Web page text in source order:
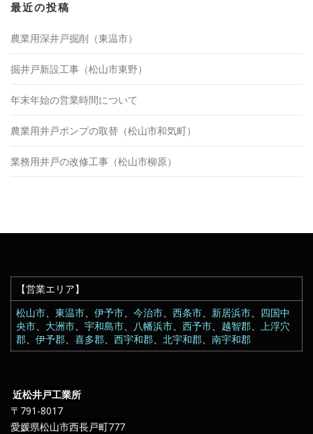
ー
最近の投稿
農業用深井戸掘削（東温市）
掘井戸新設工事（松山市東野）
年末年始の営業時間について
農業用井戸ポンプの取替（松山市和気町）
業務用井戸の改修工事（松山市柳原）
【営業エリア】
松山市
東温市 伊予市 今治市 西条市 新居浜市
四国中
央市
大洲市 宇和島市 八幡浜市 西予市 越智郡
上浮穴
郡
伊予郡 喜多郡 西宇和郡 北宇和郡 南宇和郡
近松井戸工業所
〒791-8017
愛媛県松山市西長戸町777